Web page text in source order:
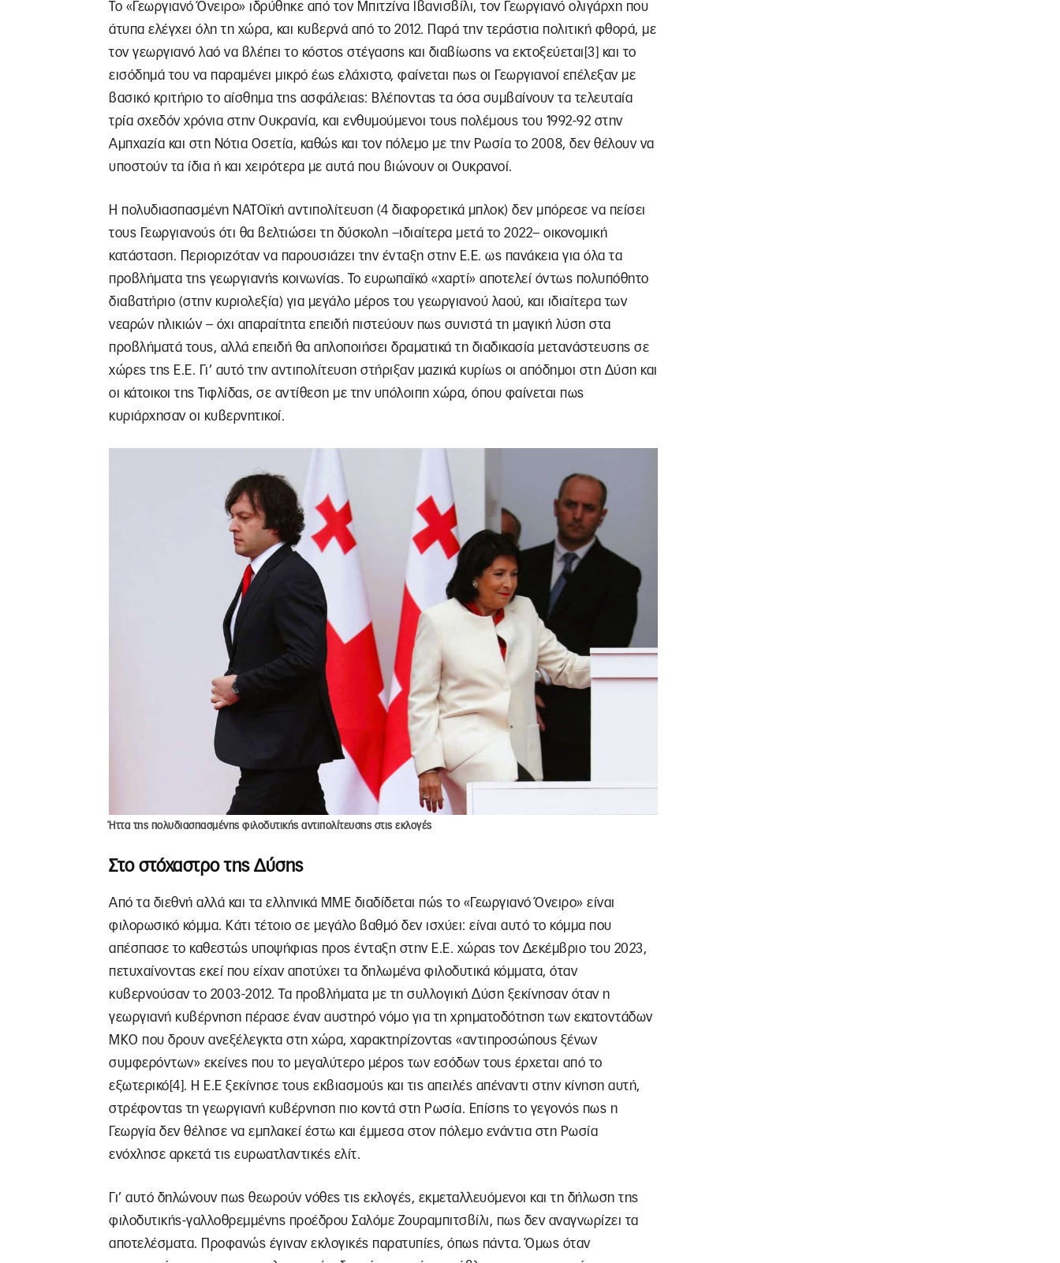
Το «Γεωργιανό Όνειρο» ιδρύθηκε από τον Μπιτζίνα Ιβανισβίλι, τον Γεωργιανό ολιγάρχη που
άτυπα ελέγχει όλη τη χώρα, και κυβερνά από το 2012. Παρά την τεράστια πολιτική φθορά, με
τον γεωργιανό λαό να βλέπει το κόστος στέγασης και διαβίωσης να εκτοξεύεται[3] και το
εισόδημά του να παραμένει μικρό έως ελάχιστο, φαίνεται πως οι Γεωργιανοί επέλεξαν με
βασικό κριτήριο το αίσθημα της ασφάλειας: Βλέποντας τα όσα συμβαίνουν τα τελευταία
τρία σχεδόν χρόνια στην Ουκρανία, και ενθυμούμενοι τους πολέμους του 1992-92 στην
Αμπχαζία και στη Νότια Οσετία, καθώς και τον πόλεμο με την Ρωσία το 2008, δεν θέλουν να
υποστούν τα ίδια ή και χειρότερα με αυτά που βιώνουν οι Ουκρανοί.
Η πολυδιασπασμένη ΝΑΤΟϊκή αντιπολίτευση (4 διαφορετικά μπλοκ) δεν μπόρεσε να πείσει
τους Γεωργιανούς ότι θα βελτιώσει τη δύσκολη –ιδιαίτερα μετά το 2022– οικονομική
κατάσταση. Περιοριζόταν να παρουσιάζει την ένταξη στην Ε.Ε. ως πανάκεια για όλα τα
προβλήματα της γεωργιανής κοινωνίας. Το ευρωπαϊκό «χαρτί» αποτελεί όντως πολυπόθητο
διαβατήριο (στην κυριολεξία) για μεγάλο μέρος του γεωργιανού λαού, και ιδιαίτερα των
νεαρών ηλικιών – όχι απαραίτητα επειδή πιστεύουν πως συνιστά τη μαγική λύση στα
προβλήματά τους, αλλά επειδή θα απλοποιήσει δραματικά τη διαδικασία μετανάστευσης σε
χώρες της Ε.Ε. Γι’ αυτό την αντιπολίτευση στήριξαν μαζικά κυρίως οι απόδημοι στη Δύση και
οι κάτοικοι της Τιφλίδας, σε αντίθεση με την υπόλοιπη χώρα, όπου φαίνεται πως
κυριάρχησαν οι κυβερνητικοί.
Ήττα της πολυδιασπασμένης φιλοδυτικής αντιπολίτευσης στις εκλογές
Στο στόχαστρο της Δύσης
Από τα διεθνή αλλά και τα ελληνικά ΜΜΕ διαδίδεται πώς το «Γεωργιανό Όνειρο» είναι
φιλορωσικό κόμμα. Κάτι τέτοιο σε μεγάλο βαθμό δεν ισχύει: είναι αυτό το κόμμα που
απέσπασε το καθεστώς υποψήφιας προς ένταξη στην Ε.Ε. χώρας τον Δεκέμβριο του 2023,
πετυχαίνοντας εκεί που είχαν αποτύχει τα δηλωμένα φιλοδυτικά κόμματα, όταν
κυβερνούσαν το 2003-2012. Τα προβλήματα με τη συλλογική Δύση ξεκίνησαν όταν η
γεωργιανή κυβέρνηση πέρασε έναν αυστηρό νόμο για τη χρηματοδότηση των εκατοντάδων
ΜΚΟ που δρουν ανεξέλεγκτα στη χώρα, χαρακτηρίζοντας «αντιπροσώπους ξένων
συμφερόντων» εκείνες που το μεγαλύτερο μέρος των εσόδων τους έρχεται από το
εξωτερικό[4]. Η Ε.Ε ξεκίνησε τους εκβιασμούς και τις απειλές απέναντι στην κίνηση αυτή,
στρέφοντας τη γεωργιανή κυβέρνηση πιο κοντά στη Ρωσία. Επίσης το γεγονός πως η
Γεωργία δεν θέλησε να εμπλακεί έστω και έμμεσα στον πόλεμο ενάντια στη Ρωσία
ενόχλησε αρκετά τις ευρωατλαντικές ελίτ.
Γι’ αυτό δηλώνουν πως θεωρούν νόθες τις εκλογές, εκμεταλλευόμενοι και τη δήλωση της
φιλοδυτικής-γαλλοθρεμμένης προέδρου Σαλόμε Ζουραμπιτσβίλι, πως δεν αναγνωρίζει τα
αποτελέσματα. Προφανώς έγιναν εκλογικές παρατυπίες, όπως πάντα. Όμως όταν